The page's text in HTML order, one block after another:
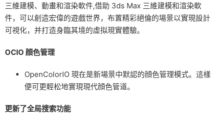
三維建模、動畫和渲染軟件,借助 3ds Max 三維建模和渲染軟
件，可以創造宏偉的遊戲世界，布置精彩絕倫的場景以實現設計
可視化，并打造身臨其境的虛拟現實體驗。
OCIO 顔色管理
OpenColorIO 現在是新場景中默認的顔色管理模式。這樣
便可更輕松地實現現代顔色管道。
更新了全局搜索功能